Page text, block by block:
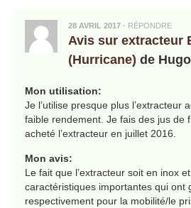
28 AVRIL 2017 · RÉPONDRE
Avis sur extracteur
(Hurricane) de Hugo
Mon utilisation:
Je l’utilise presque plus l’extracteur
faible rendement. Je fais des jus de
acheté l’extracteur en juillet 2016.
Mon avis:
Le fait que l’extracteur soit en inox
caractéristiques importantes qui ont
respectivement pour la mobilité/le